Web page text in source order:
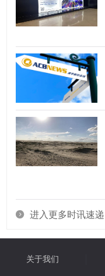
 进入更多时讯速递
关于我们